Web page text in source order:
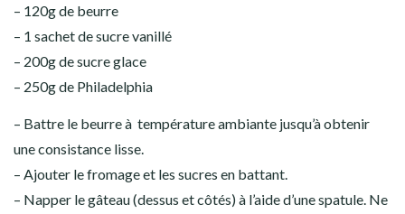
– 120g de beurre
– 1 sachet de sucre vanillé
– 200g de sucre glace
– 250g de Philadelphia
– Battre le beurre à température ambiante jusqu’à obtenir
une consistance lisse.
– Ajouter le fromage et les sucres en battant.
– Napper le gâteau (dessus et côtés) à l’aide d’une spatule. Ne